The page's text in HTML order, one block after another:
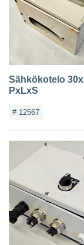
Sähkökotelo
PxLxS
# 12567